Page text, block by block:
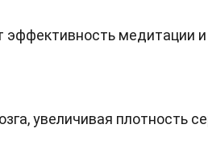
медитации
увеличивая плотность